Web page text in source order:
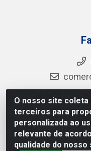
O nosso site
terceiros para
personalizada ao
relevante de
qualidade do nosso
Guaraves - PB 075
- CEP 58.200-